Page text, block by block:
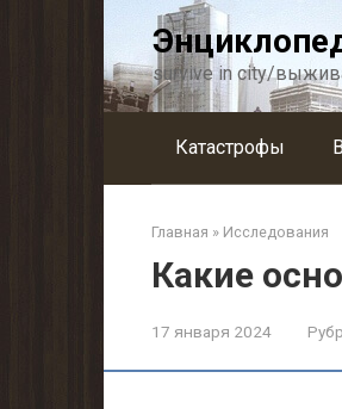
survive in city/
Катастрофы
Главная » Исследования
Какие
17 января 2024